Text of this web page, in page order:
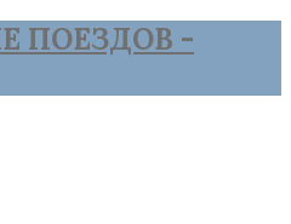
ПОЕЗДОВ -